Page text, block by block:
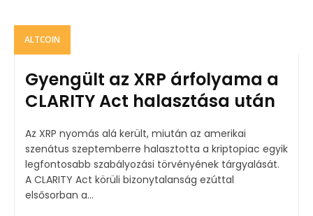
ALTCOIN
Gyengült az XRP árfolyama a
CLARITY Act halasztása után
Az XRP nyomás alá került, miután az amerikai
szenátus szeptemberre halasztotta a kriptopiac egyik
legfontosabb szabályozási törvényének tárgyalását.
A CLARITY Act körüli bizonytalanság ezúttal
elsősorban a...